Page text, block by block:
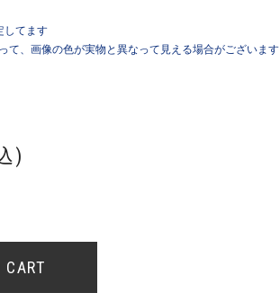
してます
て、画像の色が実物と異なって見える場合がございます
)